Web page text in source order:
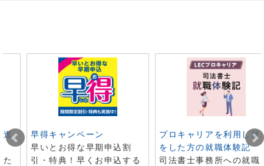
進
早得キャンペーン
早いとお得な早期申込割
引・特典！早くお申込する
プロキャリアを利用し就
をした方の就職体験記
司法書士事務所への就職